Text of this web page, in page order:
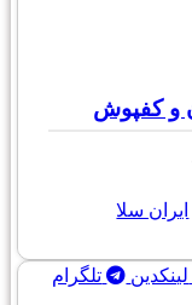
و کفپوش
ایران سلا
لینکدین تلگرام